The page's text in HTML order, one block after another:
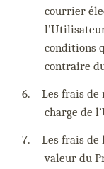
courrier
conditions
contraire
6.
Les frais
charge de
7.
Les frais de
valeur du